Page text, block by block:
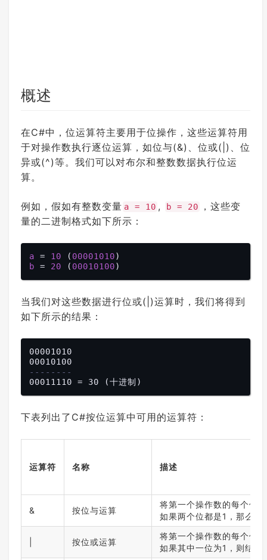
概述
在C#中，位运算符主要用于位操作，这些运算符用
于对操作数执行逐位运算，如位与(&)、位或(|)、位
异或(^)等。我们可以对布尔和整数数据执行位运
算。
例如，假如有整数变量 a = 10 , b = 20
，这些变
量的二进制格式如下所示：
a = 10 ( 00001010
b = 20 ( 00010100
当我们对这些数据进行位或(|)运算时，我们将得到
如下所示的结果：
00001010
--------
下表列出了C#按位运算中可用的运算符：
运算符 名称 描述
& 按位与运算
将第一个操作数的每个位
如果两个位都是1，那么
按位或运算
将第一个操作数的每个位
如果其中一位为1，则结